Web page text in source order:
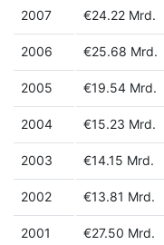
2007 €24.22 Mrd.
2006 €25.68 Mrd.
2005 €19.54 Mrd.
2004 €15.23 Mrd.
2003 €14.15 Mrd.
2002 €13.81 Mrd.
2001 €27.50 Mrd.